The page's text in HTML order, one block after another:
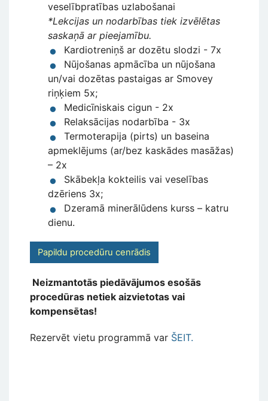
veselībpratības uzlabošanai
*Lekcijas un nodarbības tiek izvēlētas
saskaņā ar pieejamību.
Kardiotreniņš ar dozētu slodzi - 7x
Nūjošanas apmācība un nūjošana
un/vai dozētas pastaigas ar Smovey
riņķiem 5x;
Medicīniskais cigun - 2x
Relaksācijas nodarbība - 3x
Termoterapija (pirts) un baseina
apmeklējums (ar/bez kaskādes masāžas)
– 2x
Skābekļa kokteilis vai veselības
dzēriens 3x;
Dzeramā minerālūdens kurss – katru
dienu.
Papildu procedūru cenrādis
Neizmantotās piedāvājumos esošās
procedūras netiek aizvietotas vai
kompensētas!
Rezervēt vietu programmā var ŠEIT.